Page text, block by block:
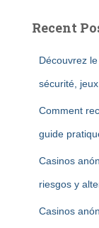
Recent
Découvrez
sécurité,
Comment
guide
Casinos
riesgos y
Casinos